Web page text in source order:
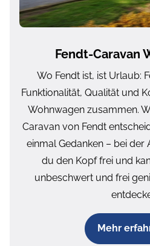
Fendt-Caravan
Wo Fendt ist, ist Urlaub:
Funktionalität, Qualität und
Wohnwagen zusammen.
Caravan von Fendt
einmal Gedanken – bei der
du den Kopf frei und
unbeschwert und frei
Mehr